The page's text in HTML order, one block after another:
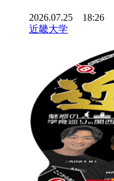
2026.07.25 18:26
近畿大学